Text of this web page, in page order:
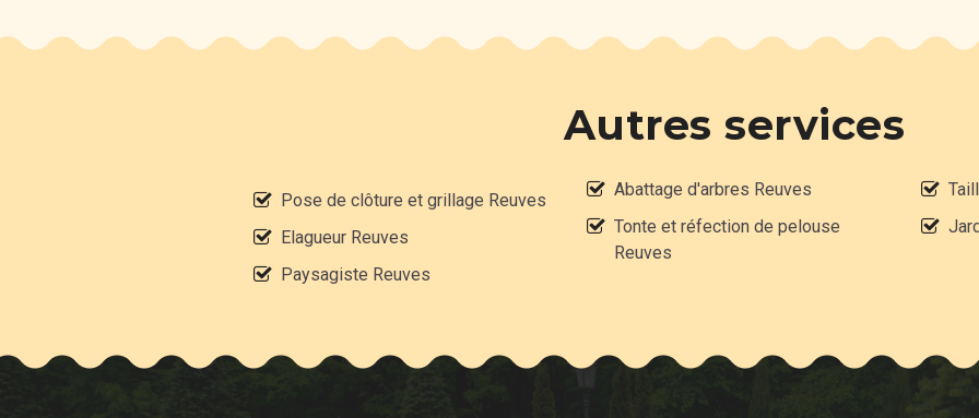
Autres services
Pose de clôture et grillage Reuves
Elagueur Reuves
Paysagiste Reuves
Abattage d'arbres Reuves
Tonte et réfection de pelouse
Reuves